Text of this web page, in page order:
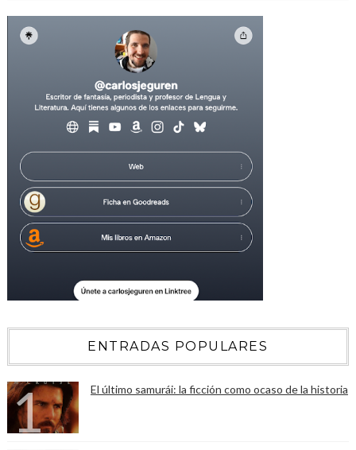
ENTRADAS POPULARES
El último samurái: la ficción como ocaso de la historia